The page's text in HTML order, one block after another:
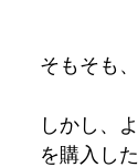
そもそも
しかし、
を購入し